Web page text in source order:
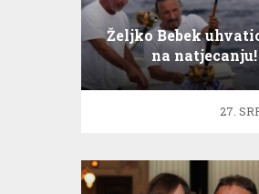
Željko Bebek
na natjecanju!
27.